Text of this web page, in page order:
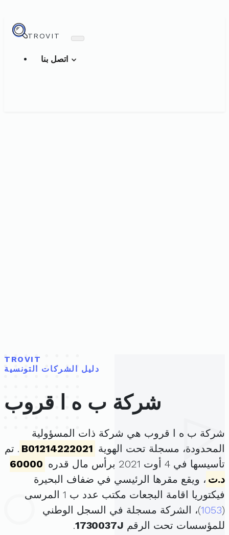
TROVIT
TROVIT
دليل الشركات التونسية
شركة ب ه ا قروب
شركة ب ه ا قروب هي شركة ذات المسؤولية
المحدودة، مسجلة تحت الهوية B01214222021 . تم
تأسيسها في 4 أوت 2021 برأس مال قدره
60000
د.ت ، ويقع مقرها الرئيسي في ضفاف البحيرة
فيكتوريا اقامة البجعات مكتب عدد ب 1 المرسى
(
1053)، الشركة مسجلة في السجل الوطني
للمؤسسات تحت الرقم 1730037J
.